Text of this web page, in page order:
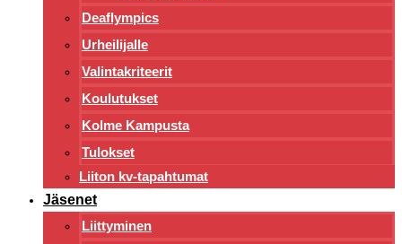
Deaflympics
Urheilijalle
Valintakriteerit
Koulutukset
Kolme Kampusta
Tulokset
Liiton kv-tapahtumat
Jäsenet
Liittyminen